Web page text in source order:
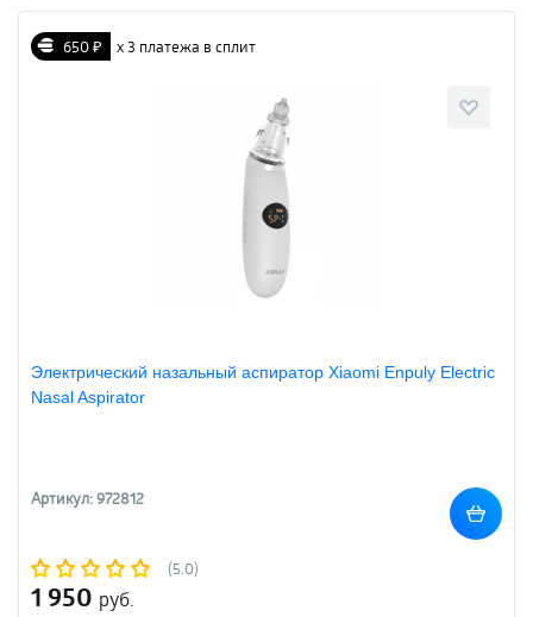
650 ₽ х 3 платежа в сплит
Электрический назальный аспиратор Xiaomi Enpuly Electric
Nasal Aspirator
Артикул: 972812
(5.0)
1 950 руб.